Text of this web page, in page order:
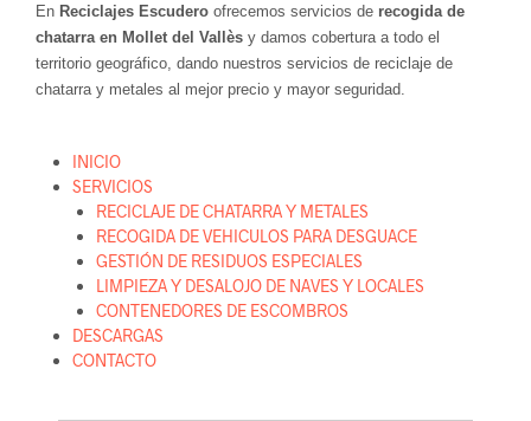
En Reciclajes Escudero ofrecemos servicios de recogida de
chatarra en Mollet del Vallès y damos cobertura a todo el
territorio geográfico, dando nuestros servicios de reciclaje de
chatarra y metales al mejor precio y mayor seguridad.
INICIO
SERVICIOS
RECICLAJE DE CHATARRA Y METALES
RECOGIDA DE VEHICULOS PARA DESGUACE
GESTIÓN DE RESIDUOS ESPECIALES
LIMPIEZA Y DESALOJO DE NAVES Y LOCALES
CONTENEDORES DE ESCOMBROS
DESCARGAS
CONTACTO